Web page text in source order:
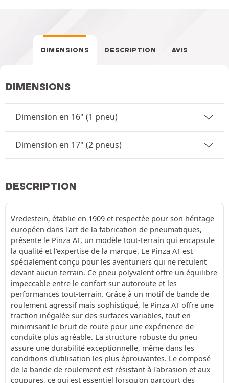
DIMENSIONS DESCRIPTION AVIS
DIMENSIONS
Dimension en 16" (1 pneu)
Dimension en 17" (2 pneus)
DESCRIPTION
Vredestein, établie en 1909 et respectée pour son héritage
européen dans l'art de la fabrication de pneumatiques,
présente le Pinza AT, un modèle tout-terrain qui encapsule
la qualité et l'expertise de la marque. Le Pinza AT est
spécialement conçu pour les aventuriers qui ne reculent
devant aucun terrain. Ce pneu polyvalent offre un équilibre
impeccable entre le confort sur autoroute et les
performances tout-terrain. Grâce à un motif de bande de
roulement agressif mais sophistiqué, le Pinza AT offre une
traction inégalée sur des surfaces variables, tout en
minimisant le bruit de route pour une expérience de
conduite plus agréable. La structure robuste du pneu
assure une durabilité exceptionnelle, même dans les
conditions d'utilisation les plus éprouvantes. Le composé
de la bande de roulement est résistant à l'abrasion et aux
coupures, ce qui est essentiel lorsqu'on parcourt des